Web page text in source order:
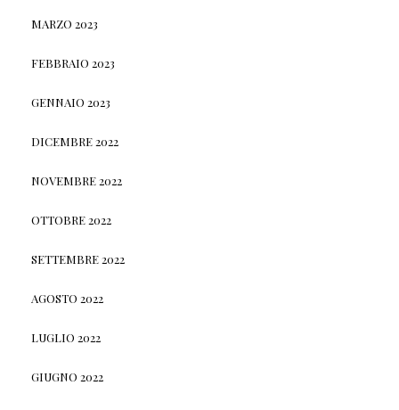
MARZO 2023
FEBBRAIO 2023
GENNAIO 2023
DICEMBRE 2022
NOVEMBRE 2022
OTTOBRE 2022
SETTEMBRE 2022
AGOSTO 2022
LUGLIO 2022
GIUGNO 2022